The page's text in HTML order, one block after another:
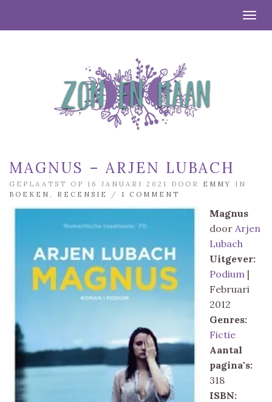
MAGNUS – ARJEN LUBACH
GEPLAATST OP 16 JANUARI 2021 DOOR EMMY
IN
BOEKEN
RECENSIE / 1 COMMENT
Magnus
door Arjen
Lubach
Uitgever:
Podium |
Februari
2012
Genres:
Fictie
Aantal
pagina's:
318
ISBN: